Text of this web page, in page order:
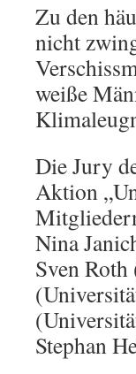
Zu den
nicht
weiße
Die Jury
Aktion
Nina
Sven
Stephan